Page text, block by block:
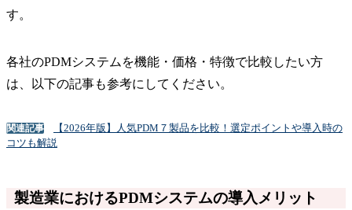
す。
各社のPDMシステムを機能・価格・特徴で比較したい方
は、以下の記事も参考にしてください。
関連記事
【2026年版】人気PDM７製品を比較！選定ポイントや導入時の
コツも解説
製造業におけるPDMシステムの導入メリット